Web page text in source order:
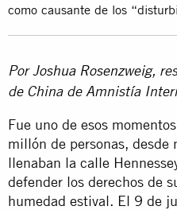
como causante de los
PorJoshua Rosenzweig,
de China de Amnistía
Fue uno de esos momentos
millón de personas, desde
llenaban la calle
defender los derechos de
humedad estival. El 9 de